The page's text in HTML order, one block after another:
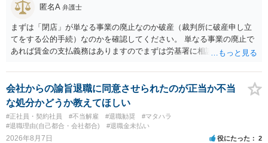
匿名A 弁護士
まずは「閉店」が単なる事業の廃止なのか破産（裁判所に破産申し立
てをする公的手続）なのかを確認してください。 単なる事業の廃止で
あれば賃金の支払義務はありますのでまずは労基署に相談してくださ
しいかもしれませんが）賃金などの労働債権は他の債務より優先して
支払われます。ただし支払までにかなり時間がかかるでしょう。 さら
に、「独立行政法人労働者健康安全機構 」という公的機関が未払賃金
の立替事業を行っています。詳しくは、同機構の＜未払賃金立替払相
談コーナー＞ TEL 044-431-8663 相談時間：土日祝日を除く9:15～1
7:00 に相談してみてください。同じように未払となった他の従業員の
会社からの諭旨退職に同意させられたのが正当か不当
な処分かどうか教えてほしい
#正社員・契約社員 #不当解雇 #退職勧奨
#マタハラ
#退職理由(自己都合・会社都合)
#退職金未払い
2026年8月7日 役にたった 2